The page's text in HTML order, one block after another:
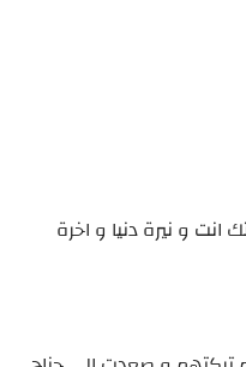
انت و نيرة دنيا و اخرة